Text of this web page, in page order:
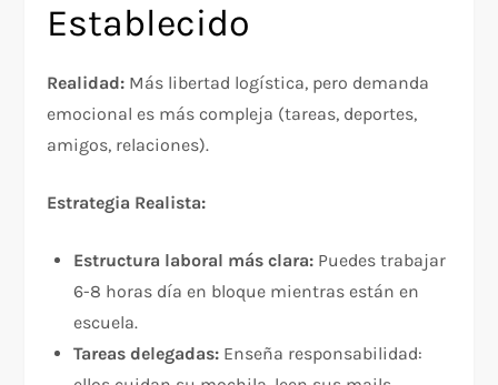
Establecido
Realidad: Más libertad logística, pero demanda
emocional es más compleja (tareas, deportes,
amigos, relaciones).​
Estrategia Realista:
Estructura laboral más clara: Puedes trabajar
6-8 horas día en bloque mientras están en
escuela.
Tareas delegadas: Enseña responsabilidad: